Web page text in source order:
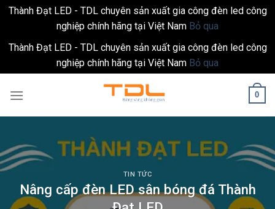
Thành Đạt LED - TDL chuyên sản xuất gia công đèn led công
nghiệp chính hãng tại Việt Nam Bỏ qua
Thành Đạt LED - TDL chuyên sản xuất gia công đèn led công
nghiệp chính hãng tại Việt Nam Bỏ qua
0
TIN TỨC
Nâng cấp đèn LED sân bóng đá Thành